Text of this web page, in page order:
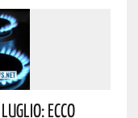
Ecco